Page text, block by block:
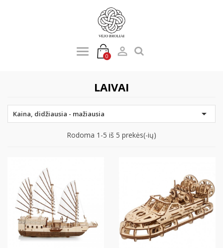
0 
LAIVAI
Kaina, didžiausia - mažiausia 
Rodoma 1-5 iš 5 prekės(-ių)